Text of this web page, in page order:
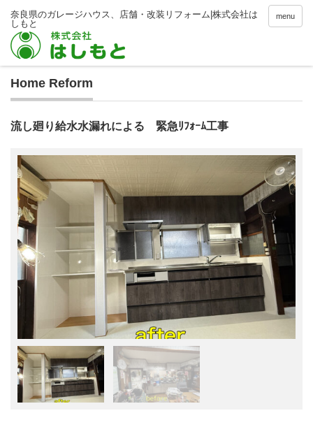
menu
Home Reform
流し廻り給水水漏れによる 緊急ﾘﾌｫｰﾑ工事